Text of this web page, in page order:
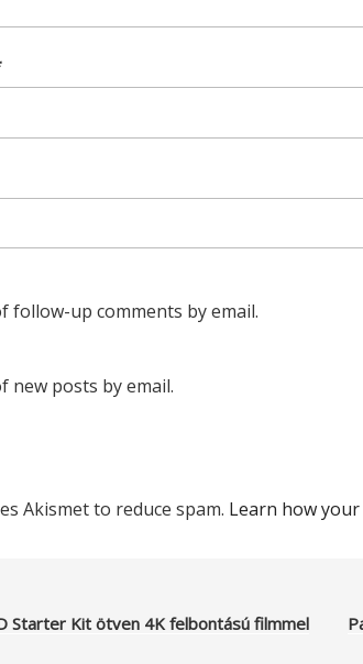
follow-up comments by email.
new posts by email.
Akismet to reduce spam. Learn how
Starter Kit ötven 4K felbontású filmmel